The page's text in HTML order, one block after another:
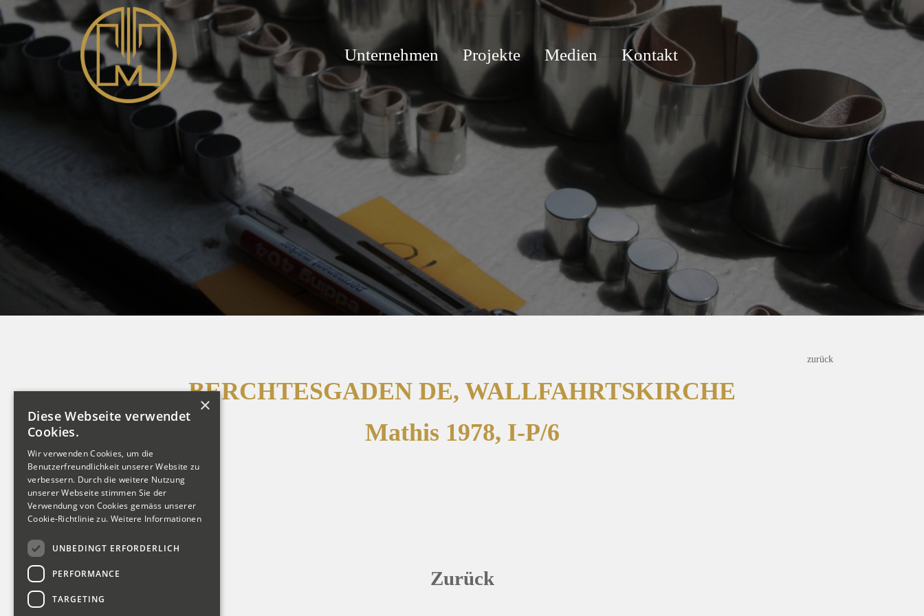
Unternehmen Projekte Medien Kontakt
zurück
BERCHTESGADEN DE, WALLFAHRTSKIRCHE
Mathis 1978, I-P/6
Zurück
×
Diese Webseite verwendet
Cookies.
Wir verwenden Cookies, um die
Benutzerfreundlichkeit unserer Website zu
verbessern. Durch die weitere Nutzung
unserer Webseite stimmen Sie der
Verwendung von Cookies gemäss unserer
Cookie-Richtlinie zu. Weitere Informationen
UNBEDINGT ERFORDERLICH
PERFORMANCE
TARGETING